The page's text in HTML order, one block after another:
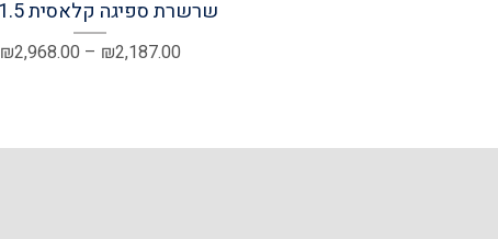
שרשרת ספיגה קלאסית 1.5 מ"מ
₪2,187.00
–
₪2,968.00